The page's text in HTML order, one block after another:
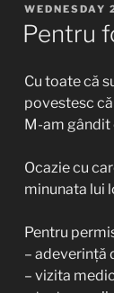
POSTED
ON
Pentru
Cu toate că
povestesc
M-am gândit
Ocazie cu
minunata lui
Pentru
– adeverință
– vizita